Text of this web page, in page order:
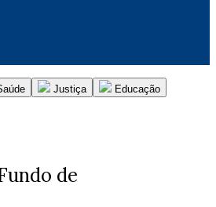
Justiça Educação
de